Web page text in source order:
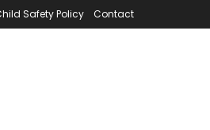
Safety Policy Contact